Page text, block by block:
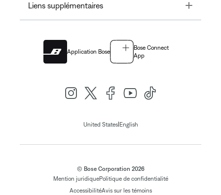
Liens supplémentaires Toggle
Application Bose
Bose Connect
App
United States| English
© Bose Corporation 2026
Mention juridiquePolitique de confidentialité
AccessibilitéAvis sur les témoins